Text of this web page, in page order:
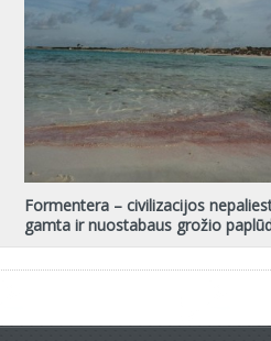
Formentera – civilizacijos
gamta ir nuostabaus grožio